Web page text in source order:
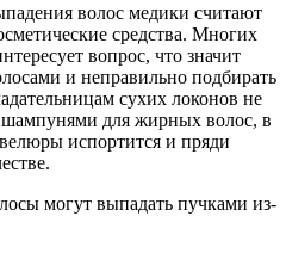
волос медики считают
средства. Многих
вопрос, что значит
и неправильно подбирать
сухих локонов не
шампунями для жирных волос, в
испортится и пряди
могут выпадать пучками из-